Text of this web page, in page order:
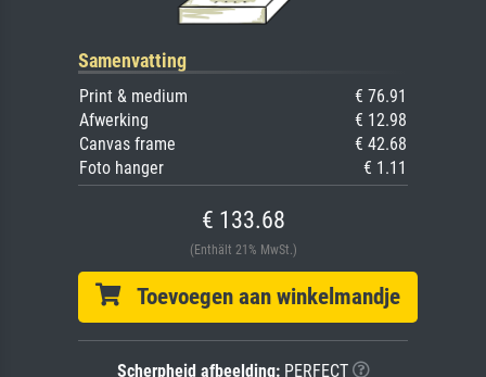
Samenvatting
Print & medium
€ 76.91
Afwerking
€ 12.98
Canvas frame
€ 42.68
Foto hanger
€ 1.11
€ 133.68
(Enthält 21% MwSt.)
Toevoegen aan winkelmandje
Scherpheid afbeelding:PERFECT